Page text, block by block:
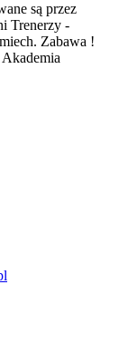
są przez
Trenerzy -
Zabawa !